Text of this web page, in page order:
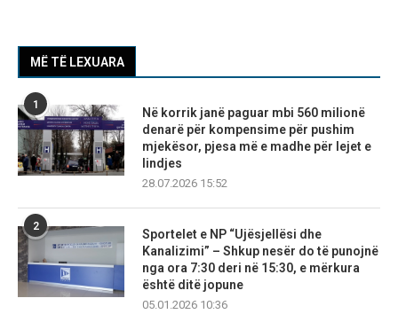
MË TË LEXUARA
1
Në korrik janë paguar mbi 560 milionë
denarë për kompensime për pushim
mjekësor, pjesa më e madhe për lejet e
lindjes
28.07.2026 15:52
2
Sportelet e NP “Ujësjellësi dhe
Kanalizimi” – Shkup nesër do të punojnë
nga ora 7:30 deri në 15:30, e mërkura
është ditë jopune
05.01.2026 10:36